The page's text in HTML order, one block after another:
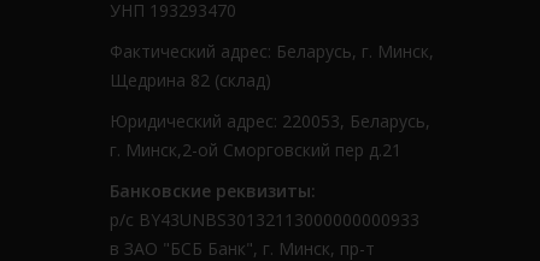
УНП 193293470
Фактический адрес: Беларусь, г. Минск,
Щедрина 82 (склад)
Юридический адрес: 220053, Беларусь,
г. Минск,2-ой Сморговский пер д.21
Банковские реквизиты:
р/с BY43UNBS30132113000000000933
в ЗАО "БСБ Банк", г. Минск, пр-т